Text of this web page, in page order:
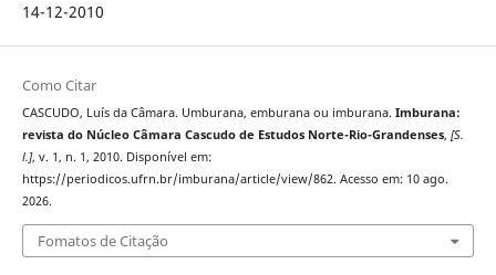
14-12-2010
Como Citar
CASCUDO, Luí­s da Câmara. Umburana, emburana ou imburana. Imburana:
revista do Núcleo Câmara Cascudo de Estudos Norte-Rio-Grandenses, [S.
l.], v. 1, n. 1, 2010. Disponível em:
https://periodicos.ufrn.br/imburana/article/view/862. Acesso em: 10 ago.
2026.
Fomatos de Citação